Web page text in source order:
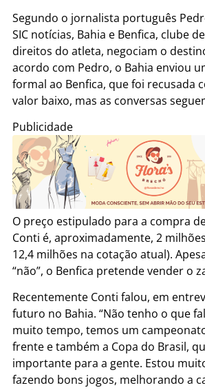
Segundo o jornalista português
SIC notícias, Bahia e Benfica, clube
direitos do atleta, negociam o
acordo com Pedro, o Bahia enviou
formal ao Benfica, que foi recusada
valor baixo, mas as conversas
Publicidade
O preço estipulado para a compra
Conti é, aproximadamente, 2
12,4 milhões na cotação atual).
“não”, o Benfica pretende vender o
Recentemente Conti falou, em
futuro no Bahia. “Não tenho o que
muito tempo, temos um
frente e também a Copa do Brasil,
importante para a gente. Estou
fazendo bons jogos, melhorando a